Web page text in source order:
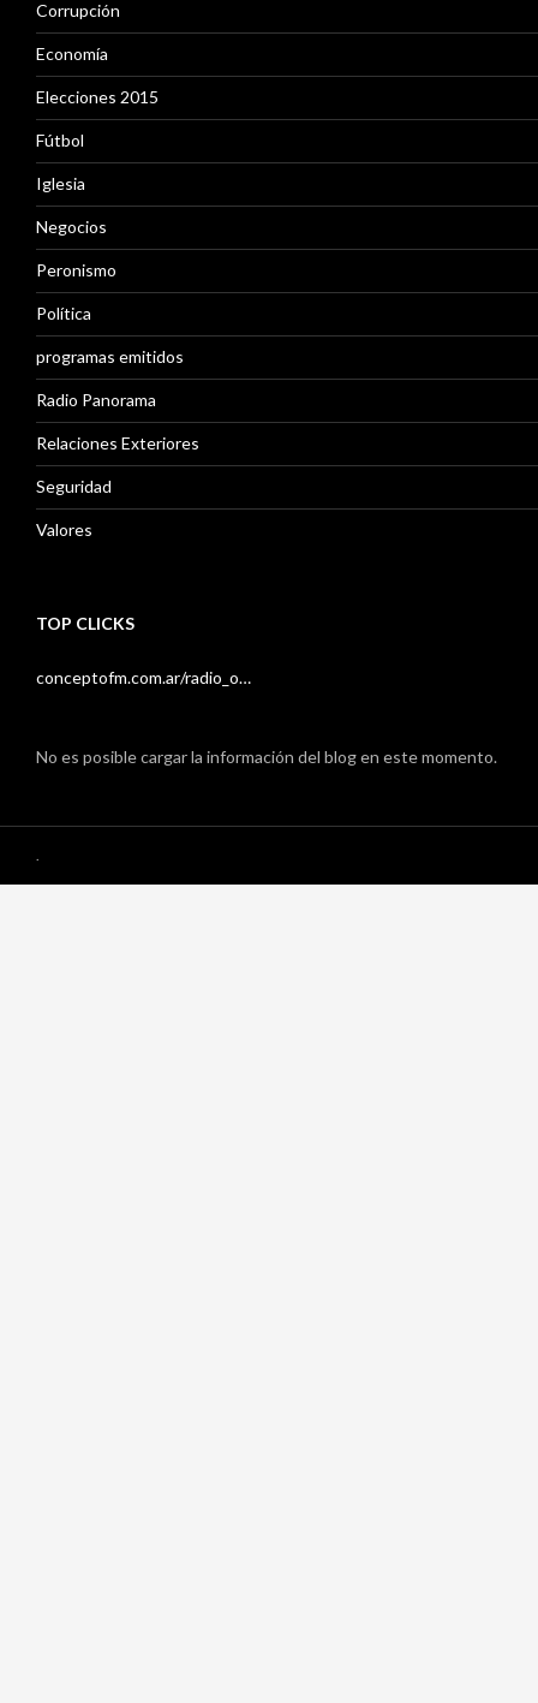
v
o
s
Corrupción
Economía
Elecciones 2015
Fútbol
Iglesia
Negocios
Peronismo
Política
programas emitidos
Radio Panorama
Relaciones Exteriores
Seguridad
Valores
TOP CLICKS
conceptofm.com.ar/radio_o…
No es posible cargar la información del blog en este momento.